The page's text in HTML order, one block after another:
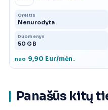
Greitis
Nenurodyta
Duomenys
50 GB
nuo 9,90 Eur/mėn.
Panašūs kitų